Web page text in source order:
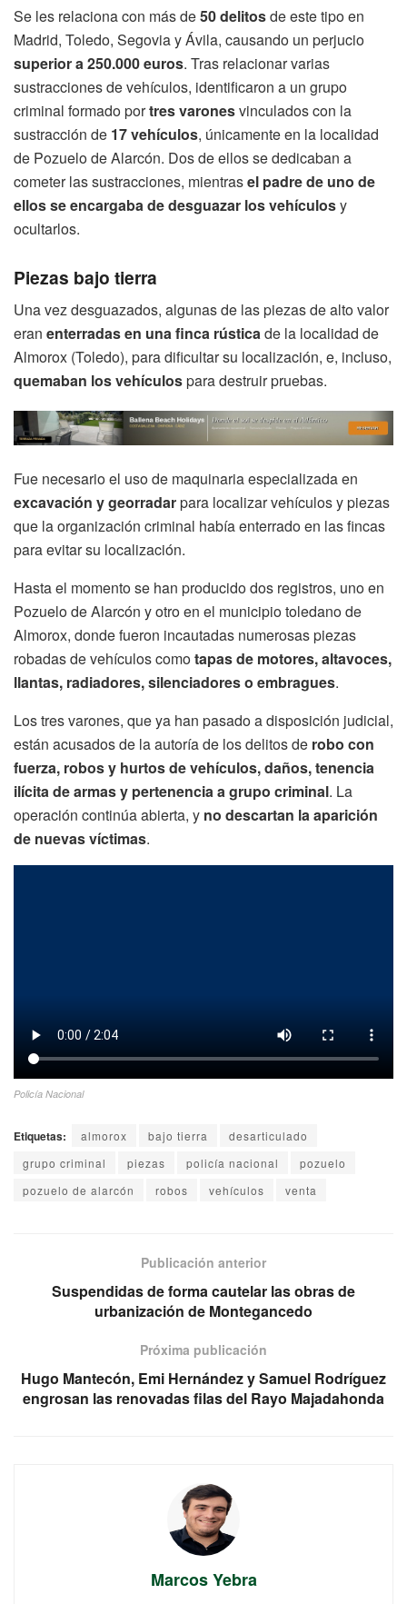
Se les relaciona con más de50 delitosde este tipo en
Madrid, Toledo, Segovia y Ávila, causando un perjucio
superior a 250.000 euros. Tras relacionar varias
sustracciones de vehículos, identificaron a un grupo
criminal formado portres varonesvinculados con la
sustracción de 17 vehículos, únicamente en la localidad
de Pozuelo de Alarcón. Dos de ellos se dedicaban a
cometer las sustracciones, mientrasel padre de uno de
ellos se encargaba de desguazar los vehículosy
ocultarlos.
Piezas bajo tierra
Una vez desguazados, algunas de las piezas de alto valor
eran enterradas en una finca rústicade la localidad de
Almorox (Toledo), para dificultar su localización, e, incluso,
quemaban los vehículospara destruir pruebas.
Fue necesario el uso de maquinaria especializada en
excavación y georradarpara localizar vehículos y piezas
que la organización criminal había enterrado en las fincas
para evitar su localización.
Hasta el momento se han producido dos registros, uno en
Pozuelo de Alarcón y otro en el municipio toledano de
Almorox, donde fueron incautadas numerosas piezas
robadas de vehículos comotapas de motores, altavoces,
llantas, radiadores, silenciadores o embragues.
Los tres varones, que ya han pasado a disposición judicial,
están acusados de la autoría de los delitos de robo con
fuerza, robos y hurtos de vehículos, daños, tenencia
ilícita de armas y pertenencia a grupo criminal. La
operación continúa abierta, y no descartan la aparición
de nuevas víctimas.
Policía Nacional
Etiquetas: almorox bajo tierra
desarticulado
grupo criminal
piezas policía nacional
pozuelo
pozuelo de alarcón
robos vehículos venta
Publicación anterior
Suspendidas de forma cautelar las obras de
urbanización de Montegancedo
Próxima publicación
Hugo Mantecón, Emi Hernández y Samuel Rodríguez
engrosan las renovadas filas del Rayo Majadahonda
Marcos Yebra